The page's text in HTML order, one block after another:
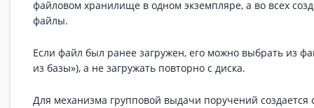
файловом хранилище в одном экземпляре, а во всех
файлы.
Если файл был ранее загружен, его можно выбрать из
из базы»), а не загружать повторно с диска.
Для механизма групповой выдачи поручений